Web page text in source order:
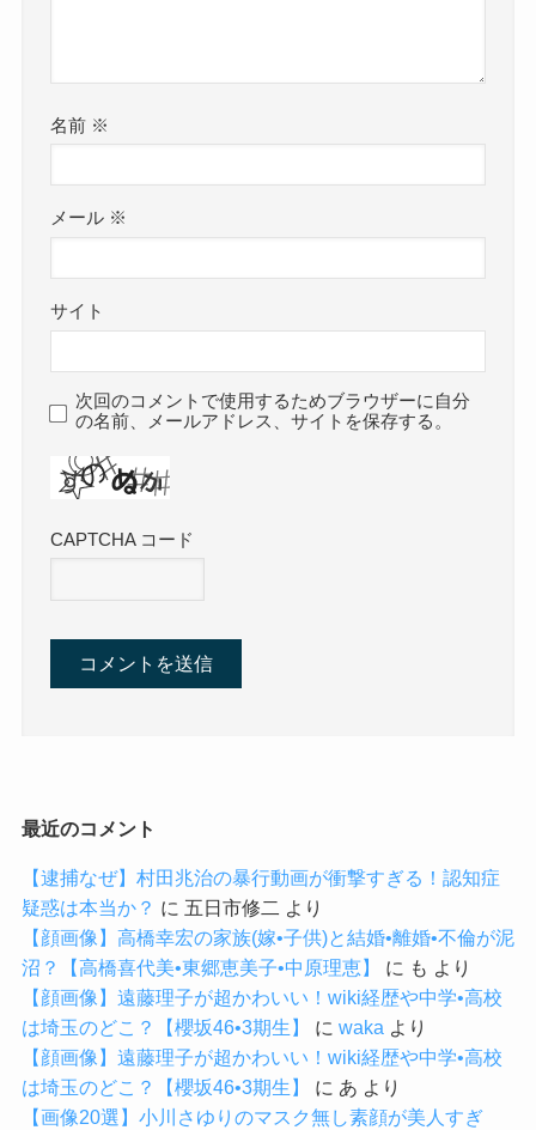
名前 ※
メール ※
サイト
次回のコメントで使用するためブラウザーに自分
の名前、メールアドレス、サイトを保存する。
CAPTCHA コード
最近のコメント
【逮捕なぜ】村田兆治の暴行動画が衝撃すぎる！認知症
疑惑は本当か？ に 五日市修二 より
【顔画像】高橋幸宏の家族(嫁•子供)と結婚•離婚•不倫が泥
沼？【高橋喜代美•東郷恵美子•中原理恵】
に も より
【顔画像】遠藤理子が超かわいい！wiki経歴や中学•高校
は埼玉のどこ？【櫻坂46•3期生】
に waka より
【顔画像】遠藤理子が超かわいい！wiki経歴や中学•高校
は埼玉のどこ？【櫻坂46•3期生】
に あ より
【画像20選】小川さゆりのマスク無し素顔が美人すぎ